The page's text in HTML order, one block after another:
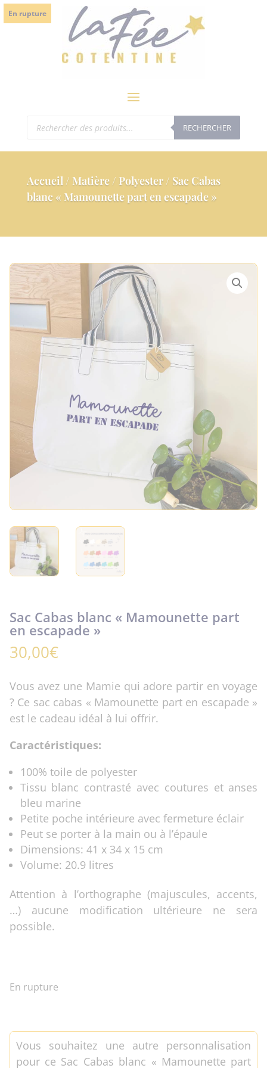
de RECHERCHER
En rupture
Accueil/ Matière/ Polyester/ Sac Cabas
blanc « Mamounette part en escapade »
Sac Cabas blanc « Mamounette part
en escapade »
30,00€
Vous avez une Mamie qui adore partir en voyage
? Ce sac cabas « Mamounette part en escapade »
est le cadeau idéal à lui offrir.
Caractéristiques:
100% toile de polyester
Tissu blanc contrasté avec coutures et anses
bleu marine
Petite poche intérieure avec fermeture éclair
Peut se porter à la main ou à l’épaule
Dimensions: 41 x 34 x 15 cm
Volume: 20.9 litres
Attention à l’orthographe (majuscules, accents,
…) aucune modification ultérieure ne sera
possible.
En rupture
Vous souhaitez une autre personnalisation
pour ce Sac Cabas blanc « Mamounette part
modal-check